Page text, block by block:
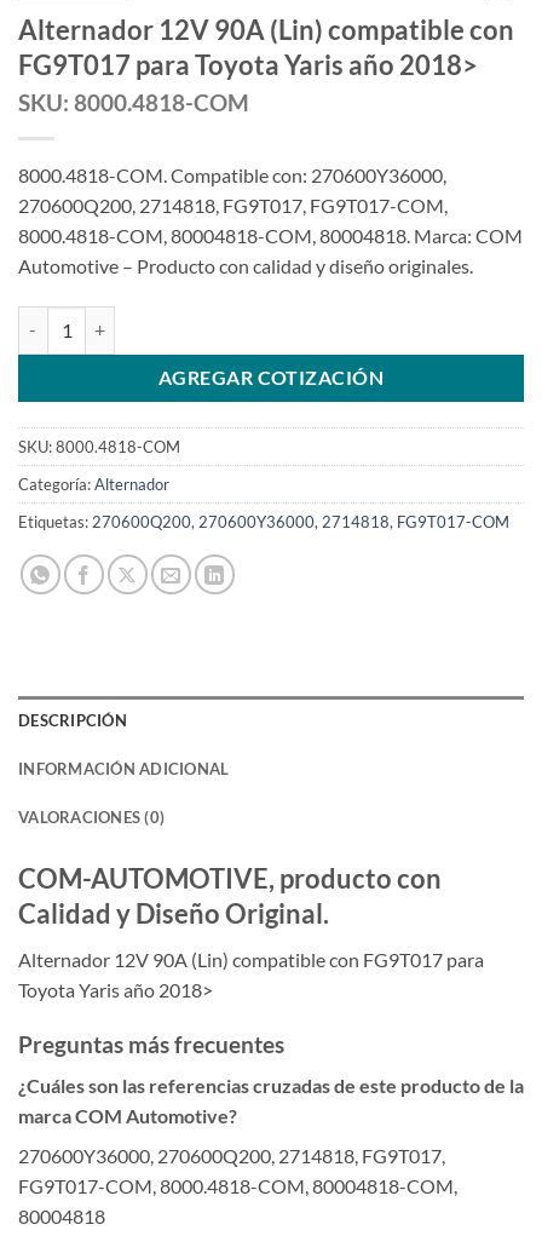
Alternador 12V 90A (Lin) compatible con
FG9T017 para Toyota Yaris año 2018>
SKU: 8000.4818-COM
8000.4818-COM. Compatible con: 270600Y36000,
270600Q200, 2714818, FG9T017, FG9T017-COM,
8000.4818-COM, 80004818-COM, 80004818. Marca: COM
Automotive – Producto con calidad y diseño originales.
AGREGAR COTIZACIÓN
SKU:8000.4818-COM
Categoría:Alternador
Etiquetas: 270600Q200, 270600Y36000, 2714818, FG9T017-COM
DESCRIPCIÓN
INFORMACIÓN ADICIONAL
VALORACIONES (0)
COM-AUTOMOTIVE, producto con
Calidad y Diseño Original.
Alternador 12V 90A (Lin) compatible con FG9T017 para
Toyota Yaris año 2018>
Preguntas más frecuentes
¿Cuáles son las referencias cruzadas de este producto de la
marca COM Automotive?
270600Y36000, 270600Q200, 2714818, FG9T017,
FG9T017-COM, 8000.4818-COM, 80004818-COM,
80004818